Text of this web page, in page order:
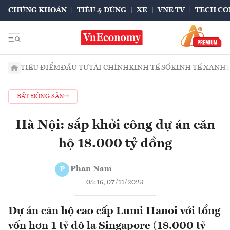
CHỨNG KHOÁN TIÊU & DÙNG XE VNE TV TECH
TIÊU ĐIỂMĐẦU TƯTÀI CHÍNHKINH TẾ SỐKINH TẾ XANH
BẤT ĐỘNG SẢN
Hà Nội: sắp khởi công dự án căn
hộ 18.000 tỷ đồng
P Phan Nam
08:16, 07/11/2023
Dự án căn hộ cao cấp Lumi Hanoi với tổng
vốn hơn 1 tỷ đô la Singapore (18.000 tỷ